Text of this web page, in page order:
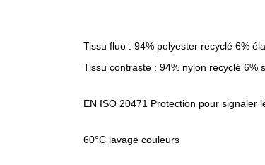
Tissu fluo : 94% polyester recyclé 6%
Tissu contraste : 94% nylon recyclé 6%
EN ISO 20471 Protection pour signaler
60°C lavage couleurs